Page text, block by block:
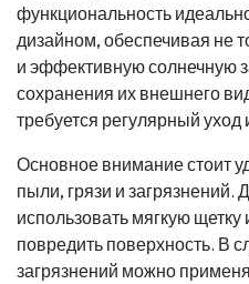
функциональность
дизайном, обеспечивая не
и эффективную солнечную
сохранения их внешнего
требуется регулярный
Основное внимание стоит
пыли, грязи и загрязнений.
использовать мягкую щетку
повредить поверхность. В
загрязнений можно